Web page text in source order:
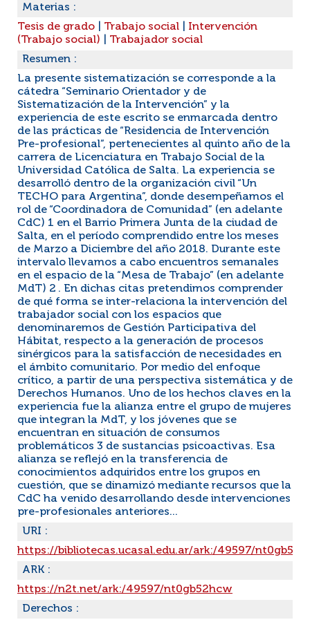
Materias :
Tesis de grado
Trabajo social
Intervención
(Trabajo social)
Trabajador social
Resumen :
La presente sistematización se corresponde a la
cátedra “Seminario Orientador y de
Sistematización de la Intervención” y la
experiencia de este escrito se enmarcada dentro
de las prácticas de “Residencia de Intervención
Pre-profesional”, pertenecientes al quinto año de la
carrera de Licenciatura en Trabajo Social de la
Universidad Católica de Salta. La experiencia se
desarrolló dentro de la organización civil “Un
TECHO para Argentina”, donde desempeñamos el
rol de “Coordinadora de Comunidad” (en adelante
CdC) 1 en el Barrio Primera Junta de la ciudad de
Salta, en el período comprendido entre los meses
de Marzo a Diciembre del año 2018. Durante este
intervalo llevamos a cabo encuentros semanales
en el espacio de la “Mesa de Trabajo” (en adelante
MdT) 2 . En dichas citas pretendimos comprender
de qué forma se inter-relaciona la intervención del
trabajador social con los espacios que
denominaremos de Gestión Participativa del
Hábitat, respecto a la generación de procesos
sinérgicos para la satisfacción de necesidades en
el ámbito comunitario. Por medio del enfoque
crítico, a partir de una perspectiva sistemática y de
Derechos Humanos. Uno de los hechos claves en la
experiencia fue la alianza entre el grupo de mujeres
que integran la MdT, y los jóvenes que se
encuentran en situación de consumos
problemáticos 3 de sustancias psicoactivas. Esa
alianza se reflejó en la transferencia de
conocimientos adquiridos entre los grupos en
cuestión, que se dinamizó mediante recursos que la
CdC ha venido desarrollando desde intervenciones
pre-profesionales anteriores...
URI :
https://bibliotecas.ucasal.edu.ar/ark:/49597/
ARK :
https://n2t.net/ark:/49597/nt0gb52hcw
Derechos :